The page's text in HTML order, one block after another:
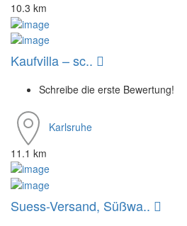
10.3 km
Kaufvilla – sc..
Schreibe die erste Bewertung!
Karlsruhe
11.1 km
Suess-Versand, Süßwa..